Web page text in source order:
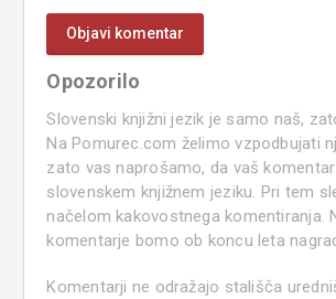
Opozorilo
Slovenski knjižni jezik je samo naš,
Na Pomurec.com želimo vzpodbujati
zato vas naprošamo, da vaš
slovenskem knjižnem jeziku. Pri tem
načelom kakovostnega komentiranja.
komentarje bomo ob koncu leta
Komentarji ne odražajo stališča